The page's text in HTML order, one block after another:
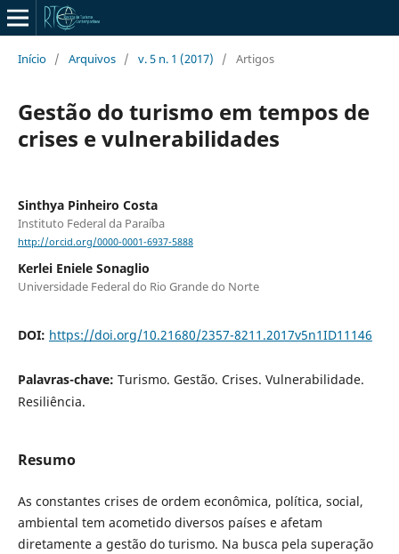
Início / Arquivos / v. 5 n. 1 (2017) / Artigos
Gestão do turismo em tempos de
crises e vulnerabilidades
Sinthya Pinheiro Costa
Instituto Federal da Paraíba
http://orcid.org/0000-0001-6937-5888
Kerlei Eniele Sonaglio
Universidade Federal do Rio Grande do Norte
DOI: https://doi.org/10.21680/2357-8211.2017v5n1ID11146
Palavras-chave: Turismo. Gestão. Crises. Vulnerabilidade.
Resiliência.
Resumo
As constantes crises de ordem econômica, política, social,
ambiental tem acometido diversos países e afetam
diretamente a gestão do turismo. Na busca pela superação